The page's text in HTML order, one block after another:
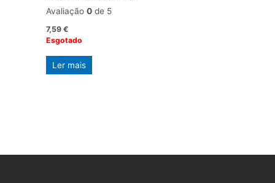
Avaliação 0de 5
7,59 €
Esgotado
Ler mais